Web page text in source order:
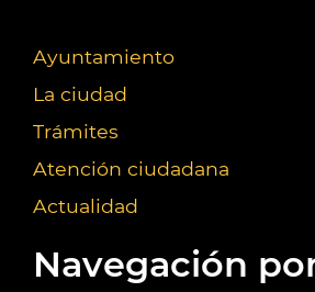
Ayuntamiento
La ciudad
Trámites
Atención ciudadana
Actualidad
Navegación